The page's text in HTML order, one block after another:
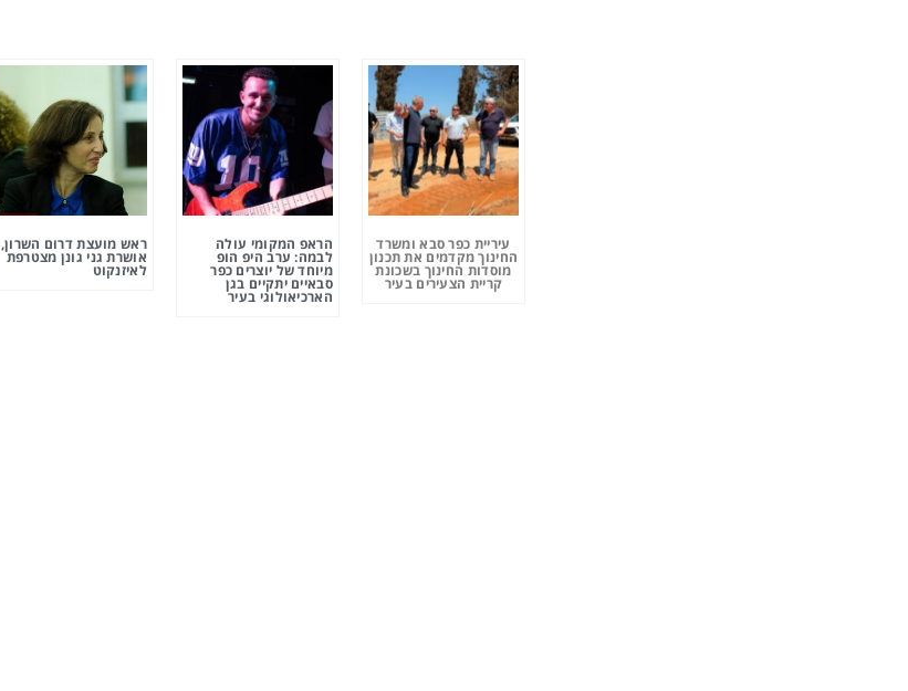
עיריית כפר סבא ומשרד
החינוך מקדמים את תכנון
מוסדות החינוך בשכונת
קריית הצעירים בעיר
הראפ המקומי עולה
לבמה: ערב היפ הופ
מיוחד של יוצרים כפר
סבאיים יתקיים בגן
הארכיאולוגי בעיר
ראש מועצת דרום השרון,
אושרת גני גונן מצטרפת
לאיזנקוט